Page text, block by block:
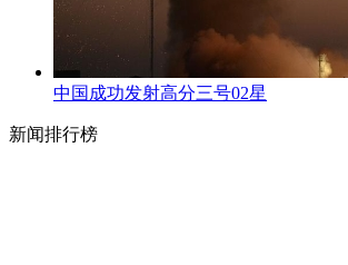
中国成功发射高分三号02星
新闻排行榜